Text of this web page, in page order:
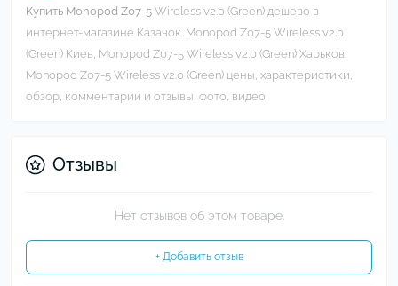
Купить Monopod Z07-5Wireless v2.0 (Green) дешево в
интернет-магазине Казачок. Monopod Z07-5 Wireless v2.0
(Green) Киев, Monopod Z07-5 Wireless v2.0 (Green) Харьков.
Monopod Z07-5 Wireless v2.0 (Green) цены, характеристики,
обзор, комментарии и отзывы, фото, видео.
Отзывы
Нет отзывов об этом товаре.
+ Добавить отзыв